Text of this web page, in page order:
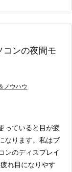
ンの夜間モ
ノウハウ
っていると目が疲
なります。私はブ
ンのディスプレイ
れ目になりやす